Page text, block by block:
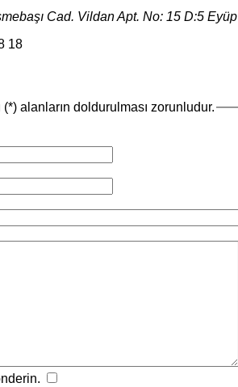
Cad. Vildan Apt. No: 15 D:5 Eyüp
18
(*) alanların doldurulması zorunludur.